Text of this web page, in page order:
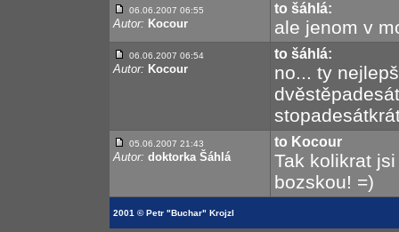
06.06.2007 06:55
Autor: Kocour
to šáhlá:
ale jenom v
06.06.2007 06:54
Autor: Kocour
to šáhlá:
no... ty
05.06.2007 21:43
Autor: doktorka Šáhlá
to Kocour
Tak kolikrat
bozskou! =)
2001 © Petr "Buchar" Krojzl